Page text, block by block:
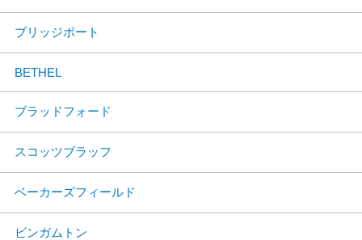
ブリッジポート
BETHEL
ブラッドフォード
スコッツブラッフ
ベーカーズフィールド
ビンガムトン